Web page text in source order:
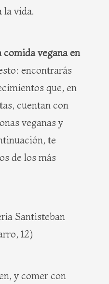
la vida.
comida vegana en
encontrarás
que, en
cuentan con
veganas y
te
de los más
Santisteban
12)
y comer con